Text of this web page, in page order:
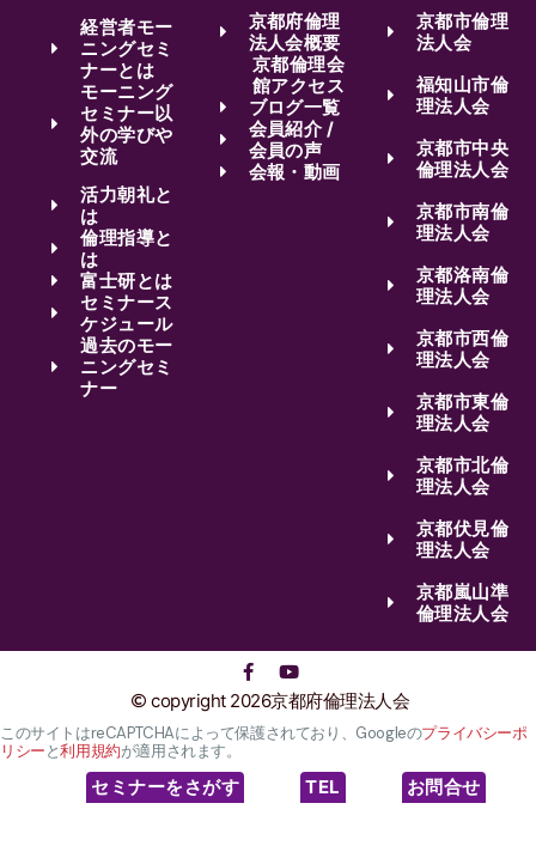
経営者モー
ニングセミ
ナーとは
モーニング
セミナー以
外の学びや
交流
活力朝礼と
は
倫理指導と
は
富士研とは
セミナース
ケジュール
過去のモー
ニングセミ
ナー
京都府倫理
法人会概要
京都倫理会
館アクセス
ブログ一覧
会員紹介 /
会員の声
会報・動画
京都市倫理
法人会
福知山市倫
理法人会
京都市中央
倫理法人会
京都市南倫
理法人会
京都洛南倫
理法人会
京都市西倫
理法人会
京都市東倫
理法人会
京都市北倫
理法人会
京都伏見倫
理法人会
京都嵐山準
倫理法人会
copyright 2026京都府倫理法人会
このサイトはreCAPTCHAによって保護されており、Googleのプライバシーポ
リシーと利用規約が適用されます。
セミナーをさがす TEL お問合せ